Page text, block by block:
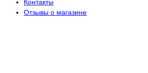
Контакты
Отзывы о магазине